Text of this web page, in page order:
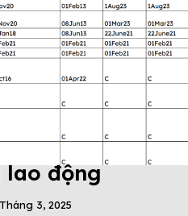
lao động
3, 2025